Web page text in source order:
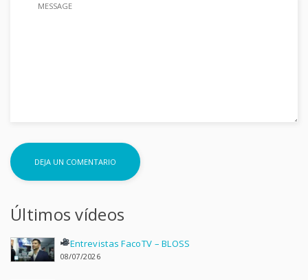
Últimos vídeos
Entrevistas FacoTV – BLOSS
08/07/2026